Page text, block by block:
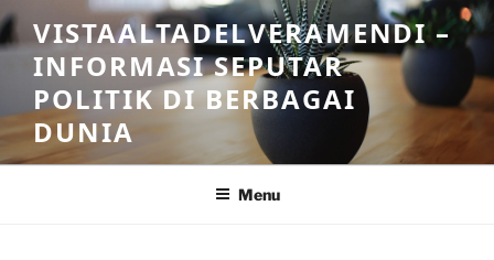
Skip
to
content
VISTAALTADELVERAMENDI –
INFORMASI SEPUTAR
POLITIK DI BERBAGAI
DUNIA
Menu